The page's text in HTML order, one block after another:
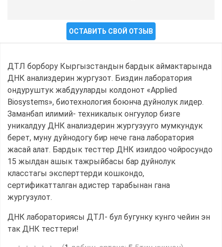
ОСТАВИТЬ СВОЙ ОТЗЫВ
ДТЛ борбору Кыргызстандын бардык аймактарында
ДНК анализдерин жургузот. Биздин лаборатория
ондуруштук жабдууларды колдонот «Applied
Biosystems», биотехнология боюнча дуйнолук лидер.
Заманбап илимий- техникалык онгуулор бизге
уникалдуу ДНК анализдерин жургузууго мумкундук
берет, муну дуйнодогу бир нече гана лаборатория
жасай алат. Бардык тесттер ДНК изилдоо чойросундо
15 жылдан ашык тажрыйбасы бар дуйнолук
класстагы эксперттерди кошкондо,
сертификатталган адистер тарабынан гана
жургузулот.
ДНК лабораториясы ДТЛ- бул бугунку кунго чейин эн
так ДНК тесттери!